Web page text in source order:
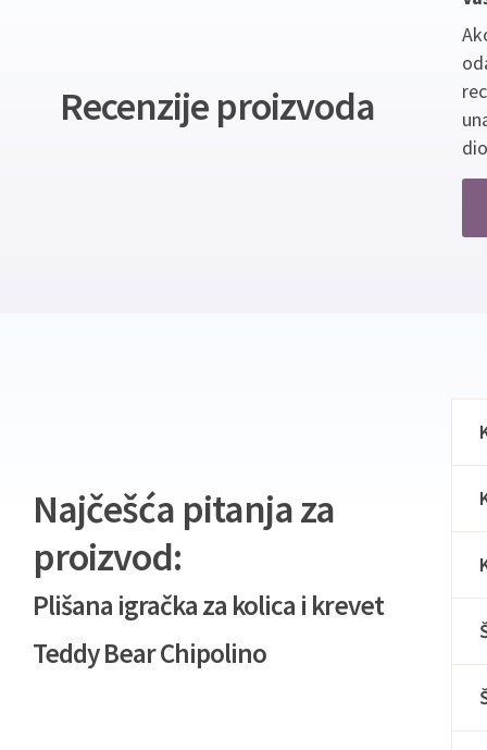
Recenzije proizvoda
Najčešća pitanja za
proizvod:
Plišana igračka za kolica i krevet
Teddy Bear Chipolino